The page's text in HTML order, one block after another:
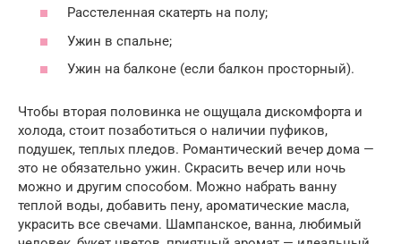
Расстеленная скатерть на полу;
Ужин в спальне;
Ужин на балконе (если балкон просторный).
Чтобы вторая половинка не ощущала дискомфорта и
холода, стоит позаботиться о наличии пуфиков,
подушек, теплых пледов. Романтический вечер дома —
это не обязательно ужин. Скрасить вечер или ночь
можно и другим способом. Можно набрать ванну
теплой воды, добавить пену, ароматические масла,
украсить все свечами. Шампанское, ванна, любимый